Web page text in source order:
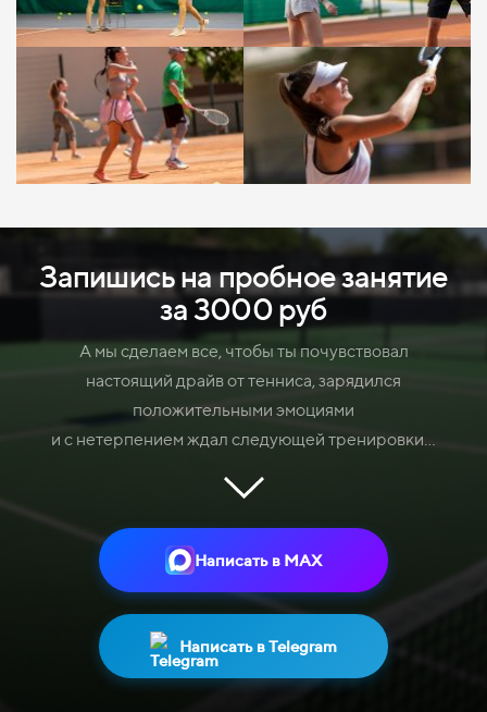
Запишись на пробное занятие
за 3000 руб
А мы сделаем все, чтобы ты почувствовал
настоящий драйв от тенниса, зарядился
положительными эмоциями
и с нетерпением ждал следующей тренировки...
Написать в MAX
Написать в Telegram